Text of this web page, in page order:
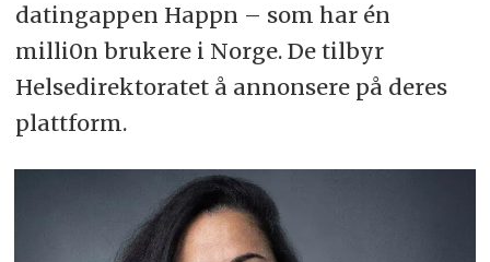
datingappen Happn – som har én
milli0n brukere i Norge. De tilbyr
Helsedirektoratet å annonsere på deres
plattform.